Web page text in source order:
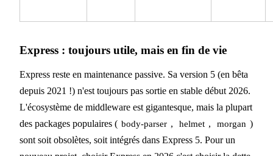
Express : toujours utile, mais en fin de vie
Express reste en maintenance passive. Sa version 5 (en bêta
depuis 2021 !) n'est toujours pas sortie en stable début 2026.
L'écosystème de middleware est gigantesque, mais la plupart
des packages populaires ( body-parser , helmet , morgan )
sont soit obsolètes, soit intégrés dans Express 5. Pour un